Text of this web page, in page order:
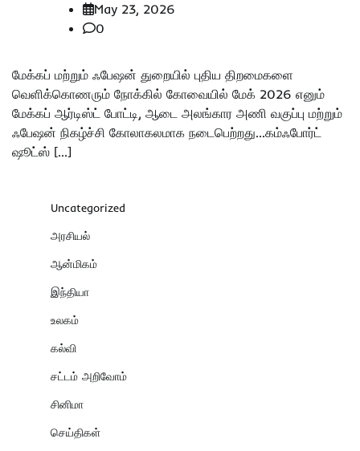
May 23, 2026
0
மேக்கப் மற்றும் ஃபேஷன் துறையில் புதிய திறமைகளை
வெளிக்கொணரும் நோக்கில் கோவையில் மேக் 2026 எனும்
மேக்கப் ஆர்டிஸ்ட் போட்டி, ஆடை அலங்கார அணி வகுப்பு மற்றும்
ஃபேஷன் நிகழ்ச்சி கோலாகலமாக நடைபெற்றது…கம்ஃபோர்ட்
ஷூட்ஸ் […]
Uncategorized
அரசியல்
ஆன்மிகம்
இந்தியா
உலகம்
கல்வி
சட்டம் அறிவோம்
சினிமா
செய்திகள்